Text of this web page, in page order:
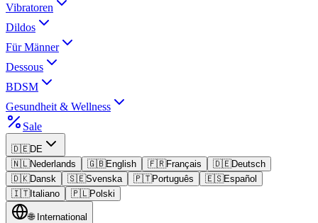
Vibratoren
Dildos
Für Männer
Dessous
BDSM
Gesundheit & Wellness
Sale
🇩🇪DE
🇳🇱Nederlands 🇬🇧English 🇫🇷Français 🇩🇪Deutsch
🇩🇰Dansk 🇸🇪Svenska 🇵🇹Português 🇪🇸Español
🇮🇹Italiano 🇵🇱Polski
🌐 International